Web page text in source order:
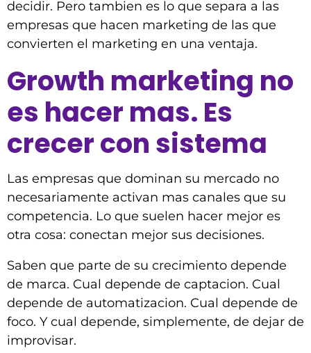
decidir. Pero tambien es lo que separa a las
empresas que hacen marketing de las que
convierten el marketing en una ventaja.
Growth marketing no
es hacer mas. Es
crecer con sistema
Las empresas que dominan su mercado no
necesariamente activan mas canales que su
competencia. Lo que suelen hacer mejor es
otra cosa: conectan mejor sus decisiones.
Saben que parte de su crecimiento depende
de marca. Cual depende de captacion. Cual
depende de automatizacion. Cual depende de
foco. Y cual depende, simplemente, de dejar de
improvisar.